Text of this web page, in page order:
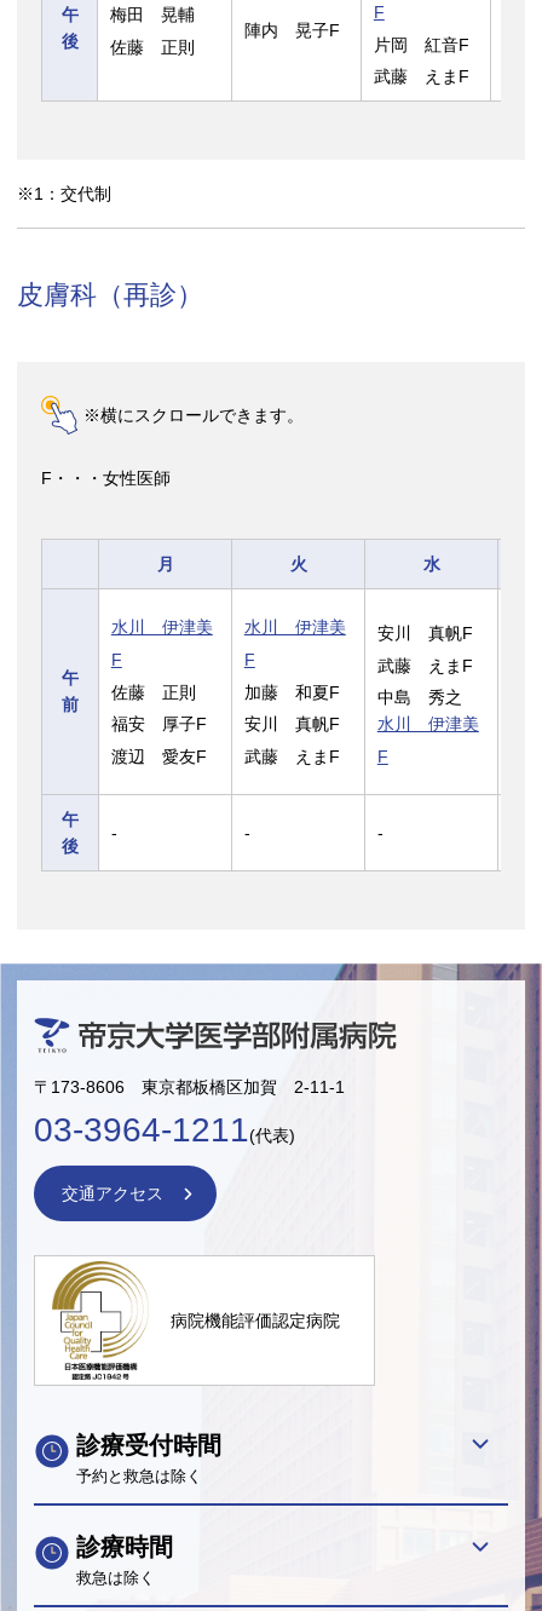
午
後
梅田 晃輔
佐藤 正則
陣内 晃子F
F
片岡 紅音F
武藤 えまF
※1：交代制
皮膚科（再診）
※横にスクロールできます。
F・・・女性医師
月 火 水
午
前
水川 伊津美
F
佐藤 正則
福安 厚子F
渡辺 愛友F
水川 伊津美
F
加藤 和夏F
安川 真帆F
武藤 えまF
安川 真帆F
武藤 えまF
中島 秀之
水川 伊津美
F
午
後
- - -
〒173-8606 東京都板橋区加賀 2-11-1
03-3964-1211(代表)
交通アクセス
病院機能評価認定病院
診療受付時間
予約と救急は除く
診療時間
救急は除く